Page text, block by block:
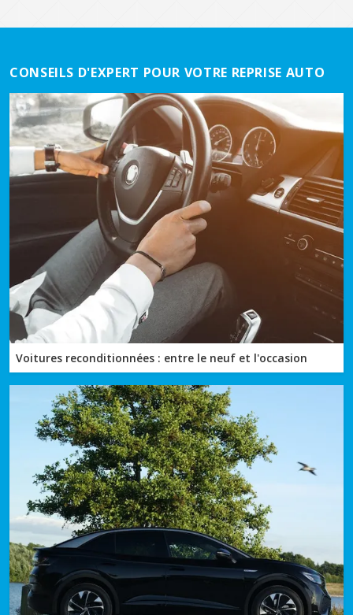
CONSEILS D'EXPERT POUR VOTRE REPRISE AUTO
Voitures reconditionnées : entre le neuf et l'occasion